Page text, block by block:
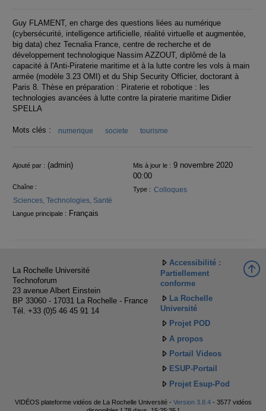
Guy FLAMENT, en charge des questions liées au numérique
(cybersécurité, intelligence artificielle, réalité virtuelle et augmentée,
big data) chez Tecnalia France, centre de recherche et de
développement technologique Nassim AZZOUT, diplômé de la
capacité à l'Anti-Piraterie maritime et à la lutte contre les vols à main
armée (modèle 3.23 OMI) et du Ship Security Officier, doctorant à
Paris 8. Thèse en préparation : Piraterie et robotique : les
technologies avancées à lutte contre la piraterie maritime Didier
SPELLA
Mots clés : numerique societe tourisme
Informations
Ajouté par : (admin) Mis à jour le : 9 novembre 2020
00:00
Chaîne :
Sciences, Technologies, Santé
Type : Colloques
Langue principale : Français
La Rochelle Université
Technoforum
23 avenue Albert Einstein
BP 33060 - 17031 La Rochelle - France
Tél. +33 (0)5 46 45 91 14
Accessibilité :
Partiellement
conforme
La Rochelle
Université
Projet POD
A propos
Portail Videos
ESUP-Portail
Projet Esup-Pod
VIDÉOS plateforme vidéos de La Rochelle Université - Version 3.8.4- 3577 vidéos